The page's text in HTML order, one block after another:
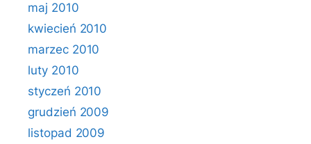
maj 2010
kwiecień 2010
marzec 2010
luty 2010
styczeń 2010
grudzień 2009
listopad 2009